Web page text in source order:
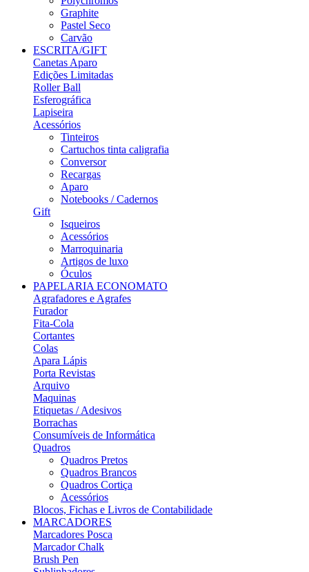
Graphite
Pastel Seco
Carvão
ESCRITA/GIFT
Canetas Aparo
Edições Limitadas
Roller Ball
Esferográfica
Lapiseira
Acessórios
Tinteiros
Cartuchos tinta caligrafia
Conversor
Recargas
Aparo
Notebooks / Cadernos
Gift
Isqueiros
Acessórios
Marroquinaria
Artigos de luxo
Óculos
PAPELARIA ECONOMATO
Agrafadores e Agrafes
Furador
Fita-Cola
Cortantes
Colas
Apara Lápis
Porta Revistas
Arquivo
Maquinas
Etiquetas / Adesivos
Borrachas
Consumíveis de Informática
Quadros
Quadros Pretos
Quadros Brancos
Quadros Cortiça
Acessórios
Blocos, Fichas e Livros de Contabilidade
MARCADORES
Marcadores Posca
Marcador Chalk
Brush Pen